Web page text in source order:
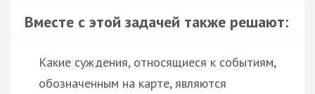
Вместе с этой задачей также решают:
Какие суждения, относящиеся к событиям,
обозначенным на карте, являются